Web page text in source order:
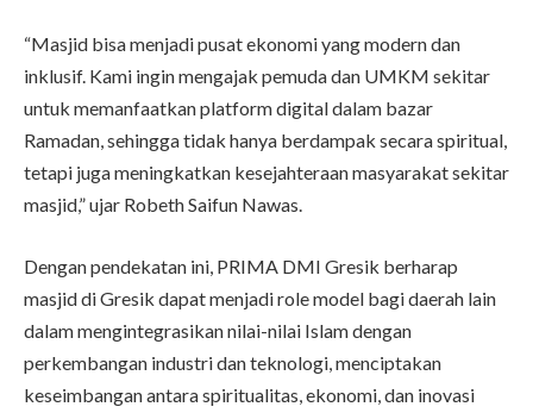
“Masjid bisa menjadi pusat ekonomi yang modern dan
inklusif. Kami ingin mengajak pemuda dan UMKM sekitar
untuk memanfaatkan platform digital dalam bazar
Ramadan, sehingga tidak hanya berdampak secara spiritual,
tetapi juga meningkatkan kesejahteraan masyarakat sekitar
masjid,” ujar Robeth Saifun Nawas.
Dengan pendekatan ini, PRIMA DMI Gresik berharap
masjid di Gresik dapat menjadi role model bagi daerah lain
dalam mengintegrasikan nilai-nilai Islam dengan
perkembangan industri dan teknologi, menciptakan
keseimbangan antara spiritualitas, ekonomi, dan inovasi